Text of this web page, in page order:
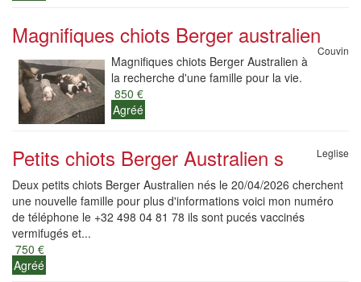
Magnifiques chiots Berger australien
Couvin
Magnifiques chiots Berger Australien à
la recherche d'une famille pour la vie.
850 €
Agréé
Petits chiots Berger Australien s Leglise
Deux petits chiots Berger Australien nés le 20/04/2026 cherchent
une nouvelle famille pour plus d'informations voici mon numéro
de téléphone le +32 498 04 81 78 ils sont pucés vaccinés
vermifugés et...
750 €
Agréé